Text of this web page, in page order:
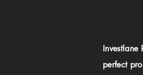
Investlane
perfect